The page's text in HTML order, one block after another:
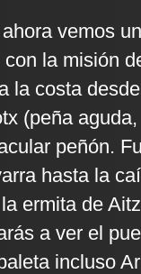
vemos
con la misión
la costa
(peña
peñón.
hasta la
ermita de
a ver el
incluso